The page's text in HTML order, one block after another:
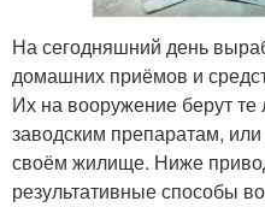
На сегодняшний день
домашних приёмов и
Их на вооружение берут
заводским препаратам,
своём жилище. Ниже
результативные способы